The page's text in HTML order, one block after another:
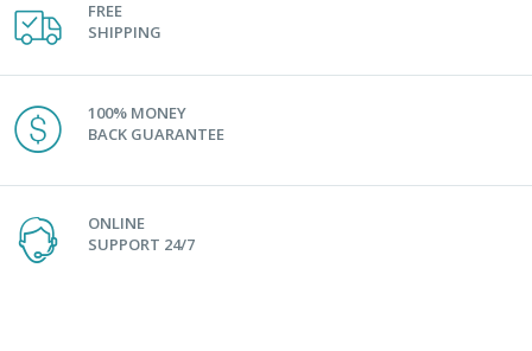
FREE
SHIPPING
100% MONEY
BACK GUARANTEE
ONLINE
SUPPORT 24/7